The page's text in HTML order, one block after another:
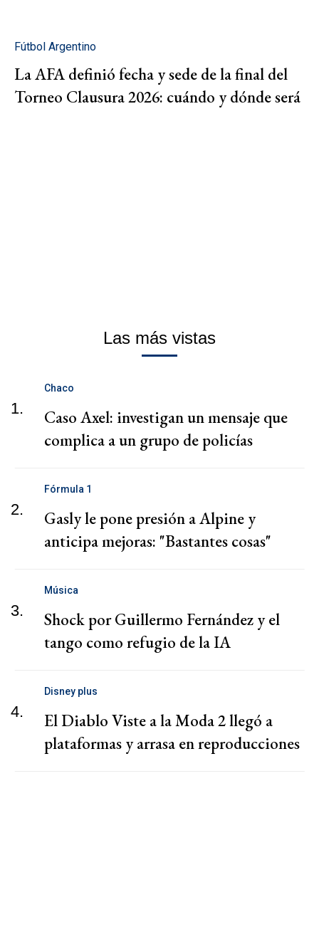
Fútbol Argentino
La AFA definió fecha y sede de la final del
Torneo Clausura 2026: cuándo y dónde será
Las más vistas
1.
Chaco
Caso Axel: investigan un mensaje que
complica a un grupo de policías
2.
Fórmula 1
Gasly le pone presión a Alpine y
anticipa mejoras: "Bastantes cosas"
3.
Música
Shock por Guillermo Fernández y el
tango como refugio de la IA
4.
Disney plus
El Diablo Viste a la Moda 2 llegó a
plataformas y arrasa en reproducciones